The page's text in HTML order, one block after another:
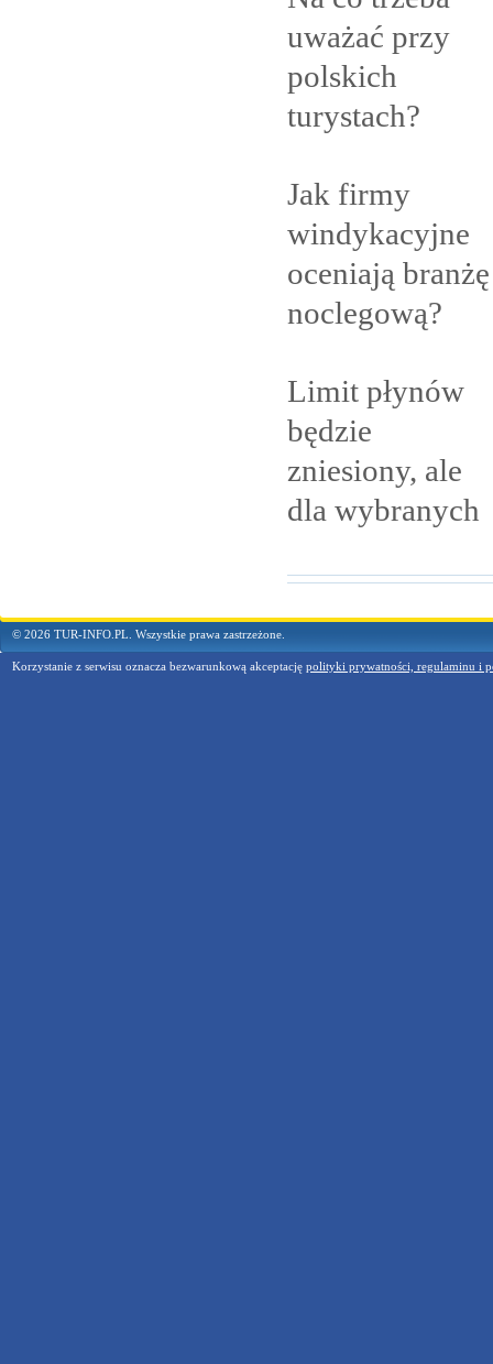
uważać przy
polskich
turystach?
Jak firmy
windykacyjne
oceniają branżę
noclegową?
Limit płynów
będzie
zniesiony, ale
dla wybranych
© 2026 TUR-INFO.PL. Wszystkie prawa zastrzeżone.
Korzystanie z serwisu oznacza bezwarunkową akceptację polityki prywatności, regulaminu i